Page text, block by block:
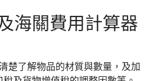
海關費用計算器
楚了解物品的材質與數量，及加